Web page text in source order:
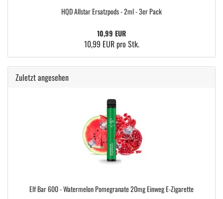
HQD Allstar Ersatzpods - 2ml - 3er Pack
10,99 EUR
10,99 EUR pro Stk.
Zuletzt angesehen
Elf Bar 600 - Watermelon Pomegranate 20mg Einweg E-Zigarette